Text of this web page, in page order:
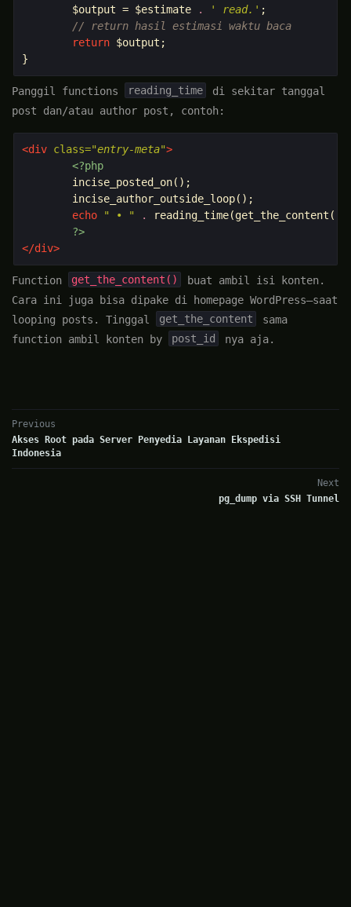
$output = $estimate . ' read.' ;
// return hasil estimasi waktu baca
return $output ;
}
Panggil functions reading_time
di sekitar tanggal
post dan/atau author post, contoh:
<div class="entry-meta">
<?php
incise_posted_on();
incise_author_outside_loop();
echo
" • " . reading_time(get_the_content
?>
</div>
Function get_the_content()
buat ambil isi konten.
Cara ini juga bisa dipake di homepage WordPress—saat
looping posts. Tinggal
get_the_content
sama
function ambil konten by
post_id nya aja.
Previous
Akses Root pada Server Penyedia Layanan Ekspedisi
Indonesia
Next
pg_dump via SSH Tunnel